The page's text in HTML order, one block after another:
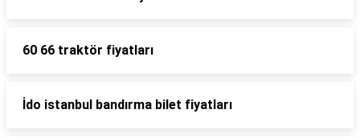
60 66 traktör fiyatları
İdo istanbul bandırma bilet fiyatları